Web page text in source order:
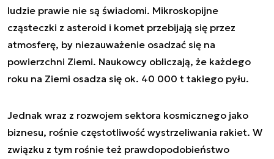
ludzie prawie nie są świadomi. Mikroskopijne
cząsteczki z asteroid i komet przebijają się przez
atmosferę, by niezauważenie osadzać się na
powierzchni Ziemi. Naukowcy obliczają, że każdego
roku na Ziemi osadza się ok. 40 000 t takiego pyłu.
Jednak wraz z rozwojem sektora kosmicznego jako
biznesu, rośnie częstotliwość wystrzeliwania rakiet. W
związku z tym rośnie też prawdopodobieństwo